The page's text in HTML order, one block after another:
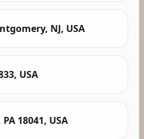
NJ, USA
USA
18041, USA